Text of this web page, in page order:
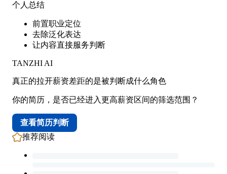
个人总结
前置职业定位
去除泛化表达
让内容直接服务判断
TANZHI AI
真正的拉开薪资差距的是被判断成什么角色
你的简历，是否已经进入更高薪资区间的筛选范围？
查看简历判断
推荐阅读